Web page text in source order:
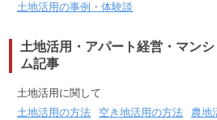
土地活用の事例・体験談
土地活用・アパート経営・マン
ム記事
土地活用に関して
土地活用の方法
空き地活用の方法
農地